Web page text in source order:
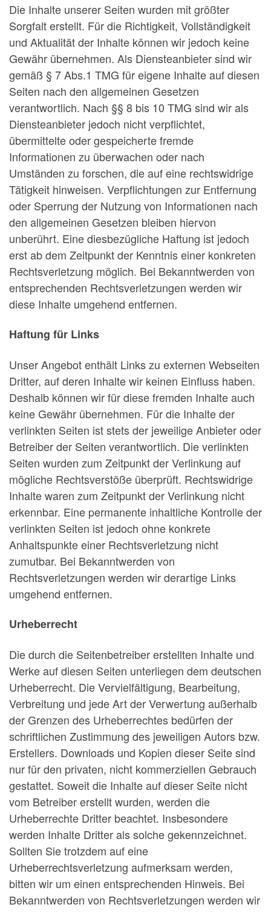
Die Inhalte unserer Seiten wurden mit größter
Sorgfalt erstellt. Für die Richtigkeit, Vollständigkeit
und Aktualität der Inhalte können wir jedoch keine
Gewähr übernehmen. Als Diensteanbieter sind wir
gemäß § 7 Abs.1 TMG für eigene Inhalte auf diesen
Seiten nach den allgemeinen Gesetzen
verantwortlich. Nach §§ 8 bis 10 TMG sind wir als
Diensteanbieter jedoch nicht verpflichtet,
übermittelte oder gespeicherte fremde
Informationen zu überwachen oder nach
Umständen zu forschen, die auf eine rechtswidrige
Tätigkeit hinweisen. Verpflichtungen zur Entfernung
oder Sperrung der Nutzung von Informationen nach
den allgemeinen Gesetzen bleiben hiervon
unberührt. Eine diesbezügliche Haftung ist jedoch
erst ab dem Zeitpunkt der Kenntnis einer konkreten
Rechtsverletzung möglich. Bei Bekanntwerden von
entsprechenden Rechtsverletzungen werden wir
diese Inhalte umgehend entfernen.
Haftung für Links
Unser Angebot enthält Links zu externen Webseiten
Dritter, auf deren Inhalte wir keinen Einfluss haben.
Deshalb können wir für diese fremden Inhalte auch
keine Gewähr übernehmen. Für die Inhalte der
verlinkten Seiten ist stets der jeweilige Anbieter oder
Betreiber der Seiten verantwortlich. Die verlinkten
Seiten wurden zum Zeitpunkt der Verlinkung auf
mögliche Rechtsverstöße überprüft. Rechtswidrige
Inhalte waren zum Zeitpunkt der Verlinkung nicht
erkennbar. Eine permanente inhaltliche Kontrolle der
verlinkten Seiten ist jedoch ohne konkrete
Anhaltspunkte einer Rechtsverletzung nicht
zumutbar. Bei Bekanntwerden von
Rechtsverletzungen werden wir derartige Links
umgehend entfernen.
Urheberrecht
Die durch die Seitenbetreiber erstellten Inhalte und
Werke auf diesen Seiten unterliegen dem deutschen
Urheberrecht. Die Vervielfältigung, Bearbeitung,
Verbreitung und jede Art der Verwertung außerhalb
der Grenzen des Urheberrechtes bedürfen der
schriftlichen Zustimmung des jeweiligen Autors bzw.
Erstellers. Downloads und Kopien dieser Seite sind
nur für den privaten, nicht kommerziellen Gebrauch
gestattet. Soweit die Inhalte auf dieser Seite nicht
vom Betreiber erstellt wurden, werden die
Urheberrechte Dritter beachtet. Insbesondere
werden Inhalte Dritter als solche gekennzeichnet.
Sollten Sie trotzdem auf eine
Urheberrechtsverletzung aufmerksam werden,
bitten wir um einen entsprechenden Hinweis. Bei
Bekanntwerden von Rechtsverletzungen werden wir